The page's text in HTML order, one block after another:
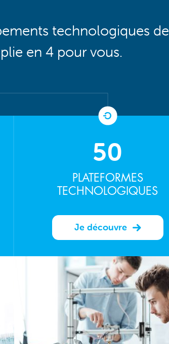
technologiques de
en 4 pour vous.
50
PLATEFORMES
TECHNOLOGIQUES
Je découvre